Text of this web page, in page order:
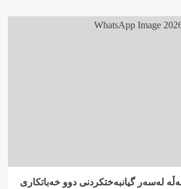
لەسەر گیانبەختکردنی دوو خەباتکاری